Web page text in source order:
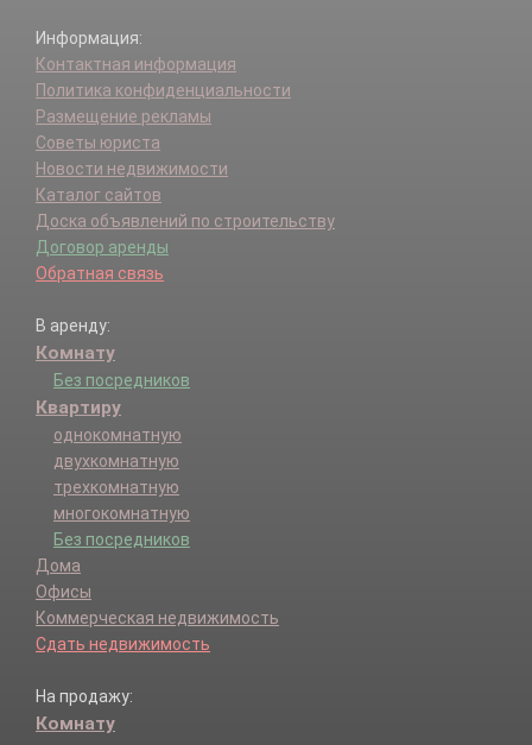
Информация:
Контактная информация
Политика конфиденциальности
Размещение рекламы
Советы юриста
Новости недвижимости
Каталог сайтов
Доска объявлений по строительству
Договор аренды
Обратная связь
В аренду:
Комнату
Без посредников
Квартиру
однокомнатную
двухкомнатную
трехкомнатную
многокомнатную
Без посредников
Дома
Офисы
Коммерческая недвижимость
Сдать недвижимость
На продажу:
Комнату